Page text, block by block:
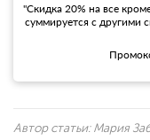
"Скидка 20% на все
суммируется с другими
Автор статьи: Мария